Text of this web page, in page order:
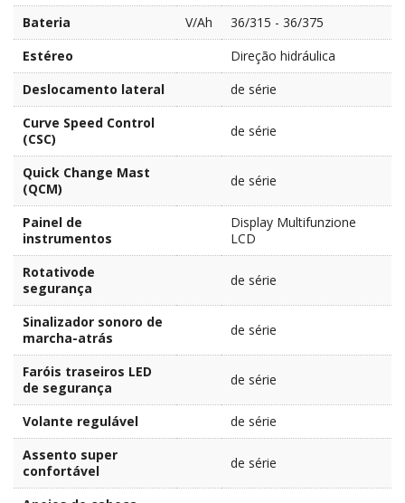
Bateria V/Ah
36/315 - 36/375
Estéreo
Direção hidráulica
Deslocamento lateral
de série
Curve Speed Control
(CSC)
de série
Quick Change Mast
(QCM)
de série
Painel de
instrumentos
Display Multifunzione
LCD
Rotativode
segurança
de série
Sinalizador sonoro de
marcha-atrás
de série
Faróis traseiros LED
de segurança
de série
Volante regulável
de série
Assento super
confortável
de série